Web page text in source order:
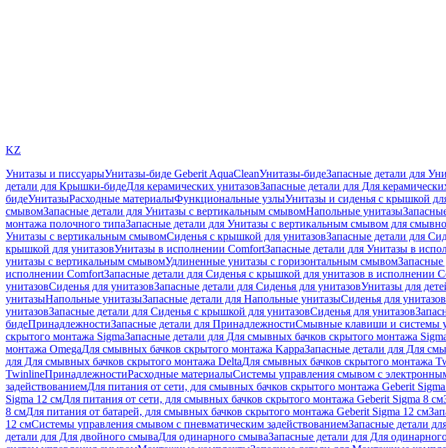
KZ
Унитазы и писсуарыУнитазы-биде Geberit AquaCleanУнитазы-бидеЗапасные детали для
детали для Крышки-бидеДля керамических унитазовЗапасные детали для Для
бидеУнитазыРасходные материалыФункциональные узлыУнитазы и сиденья с крышкой
смывомЗапасные детали для Унитазы с вертикальным смывомНапольные унитазы
монтажа полочного типаЗапасные детали для Унитазы с вертикальным смывом для
Унитазы с вертикальным смывомСиденья с крышкой для унитазовЗапасные детали для
крышкой для унитазовУнитазы в исполнении ComfortЗапасные детали для Унитазы в
унитазы с вертикальным смывомУдлиненные унитазы с горизонтальным смывом
исполнении ComfortЗапасные детали для Сиденья с крышкой для унитазов в исполнении
унитазовСиденья для унитазовЗапасные детали для Сиденья для унитазовУнитазы для
унитазыНапольные унитазыЗапасные детали для Напольные унитазыСиденья для
унитазовЗапасные детали для Сиденья с крышкой для унитазовСиденья для унитазов
бидеПринадлежностиЗапасные детали для ПринадлежностиСмывные клавиши и системы
скрытого монтажа SigmaЗапасные детали для Для смывных бачков скрытого монтажа
монтажа OmegaДля смывных бачков скрытого монтажа KappaЗапасные детали для Для
для Для смывных бачков скрытого монтажа DeltaДля смывных бачков скрытого монтажа
TwinlineПринадлежностиРасходные материалыСистемы управления смывом с
задействованиемДля питания от сети, для смывных бачков скрытого монтажа Geberit
Sigma 12 смДля питания от сети, для смывных бачков скрытого монтажа Geberit Sigma 8 см
8 смДля питания от батарей, для смывных бачков скрытого монтажа Geberit Sigma 12 см
12 смСистемы управления смывом с пневматическим задействованиемЗапасные детали
детали для Для двойного смываДля одинарного смываЗапасные детали для Для